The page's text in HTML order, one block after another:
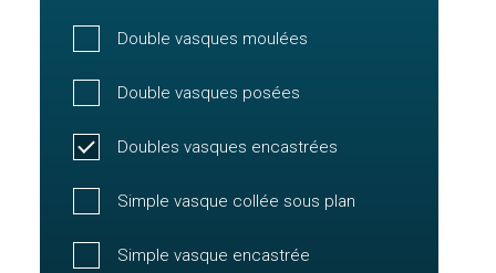
Double vasques moulées
Double vasques posées
Doubles vasques encastrées
Simple vasque collée sous plan
Simple vasque encastrée